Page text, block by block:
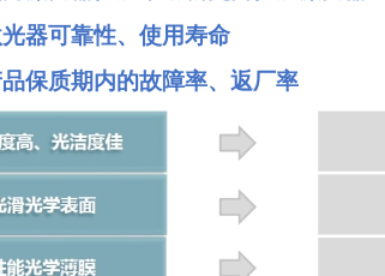
器可靠性、 使用寿命
保质期内的故障率、 返厂率